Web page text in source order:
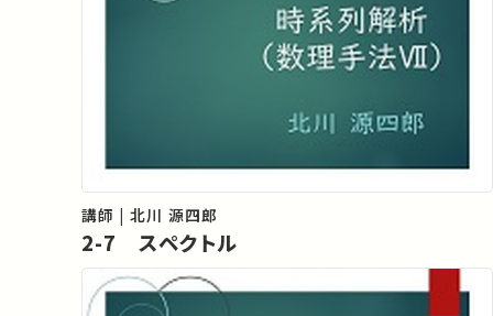
講師 | 北川 源四郎
2-7 スペクトル